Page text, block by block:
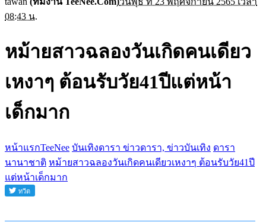
08:43 น.
หม้ายสาวฉลองวันเกิดคนเดียว
เหงาๆ ต้อนรับวัย41ปีแต่หน้า
เด็กมาก
หน้าแรกTeeNee บันเทิงดารา ข่าวดารา, ข่าวบันเทิง ดารา
นานาชาติ หม้ายสาวฉลองวันเกิดคนเดียวเหงาๆ ต้อนรับวัย41ปี
แต่หน้าเด็กมาก